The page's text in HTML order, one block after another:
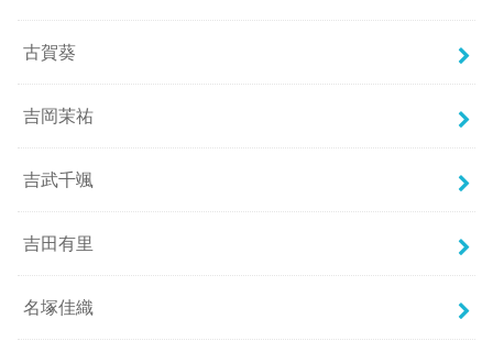
古賀葵
吉岡茉祐
吉武千颯
吉田有里
名塚佳織